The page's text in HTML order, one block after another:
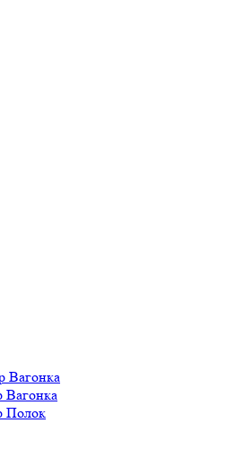
Вагонка
Вагонка
Полок